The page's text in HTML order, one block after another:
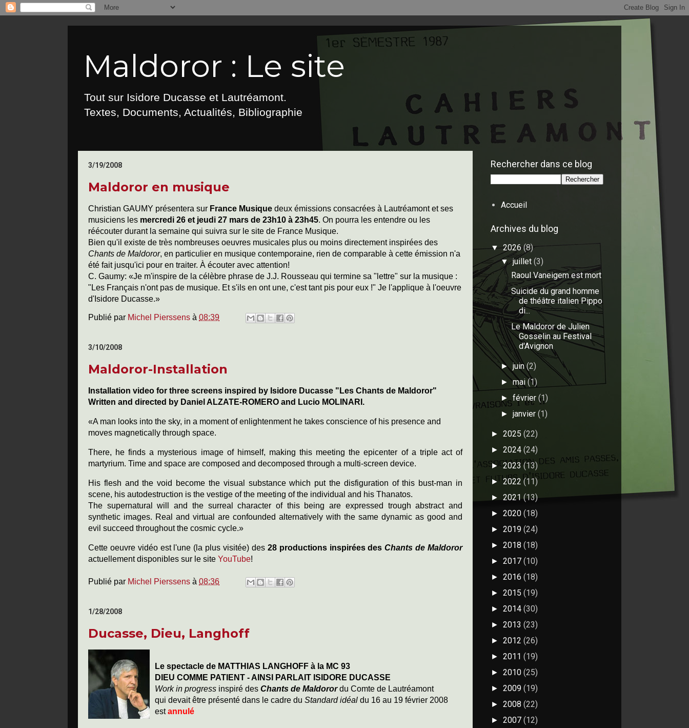
Maldoror : Le site
Tout sur Isidore Ducasse et Lautréamont.
Textes, Documents, Actualités, Bibliographie
3/19/2008
Maldoror en musique
Christian GAUMY présentera sur France Musique deux émissions consacrées à Lautréamont et ses
musiciens les mercredi 26 et jeudi 27 mars de 23h10 à 23h45. On pourra les entendre ou les
réécouter durant la semaine qui suivra sur le site de France Musique.
Bien qu'il existe de très nombreuses oeuvres musicales plus ou moins directement inspirées des
Chants de Maldoror, en particulier en musique contemporaine, rien de comparable à cette émission n'a
été fait jusqu'ici pour en traiter. À écouter avec attention!
C. Gaumy: «Je m'inspire de la célèbre phrase de J.J. Rousseau qui termine sa "lettre" sur la musique :
"Les Français n'ont pas de musique. Et s'ils en ont une, c'est tant pis pour eux !" Je l'applique à l'oeuvre
d'Isidore Ducasse.»
Publié par Michel Pierssens à 08:39
3/10/2008
Maldoror-Installation
Installation video for three screens inspired by Isidore Ducasse "Les Chants de Maldoror"
Written and directed by Daniel ALZATE-ROMERO and Lucio MOLINARI.
«A man looks into the sky, in a moment of enlightenment he takes conscience of his presence and
moves magnetically through space.
There, he finds a mysterious image of himself, making this meeting the epicenter of a triple act of
martyrium. Time and space are composed and decomposed through a multi-screen device.
His flesh and the void become the visual substance which put the disfiguration of this bust-man in
scene, his autodestruction is the vestige of the meeting of the individual and his Thanatos.
The supernatural will and the surreal character of this being are expressed trough abstract and
synthetic images. Real and virtual are confounded alternatively with the same dynamic as good and
evil succeed throughout the cosmic cycle.»
Cette oeuvre vidéo est l'une (la plus visitée) des 28 productions inspirées desChants de Maldoror
actuellement disponibles sur le site YouTube!
Publié par Michel Pierssens à 08:36
1/28/2008
Ducasse, Dieu, Langhoff
Le spectacle de MATTHIAS LANGHOFF à la MC 93
DIEU COMME PATIENT - AINSI PARLAIT ISIDORE DUCASSE
Work in progress inspiré des Chants de Maldorordu Comte de Lautréamont
qui devait être présenté dans le cadre du Standard idéal du 16 au 19 février 2008
estannulé
Rechercher dans ce blog
Accueil
Archives du blog
▼2026(8)
▼juillet(3)
Raoul Vaneigem est mort
Suicide du grand homme
de théâtre italien Pippo
di...
Le Maldoror de Julien
Gosselin au Festival
d'Avignon
►juin(2)
►mai(1)
►février(1)
►janvier(1)
► 2025 (22)
► 2024 (24)
► 2023(13)
►2022 (11)
► 2021(13)
► 2020 (18)
► 2019 (24)
► 2018 (18)
► 2017 (10)
► 2016 (18)
► 2015 (19)
► 2014 (30)
► 2013 (23)
► 2012 (26)
► 2011 (19)
► 2010 (25)
► 2009 (19)
► 2008 (22)
► 2007 (12)